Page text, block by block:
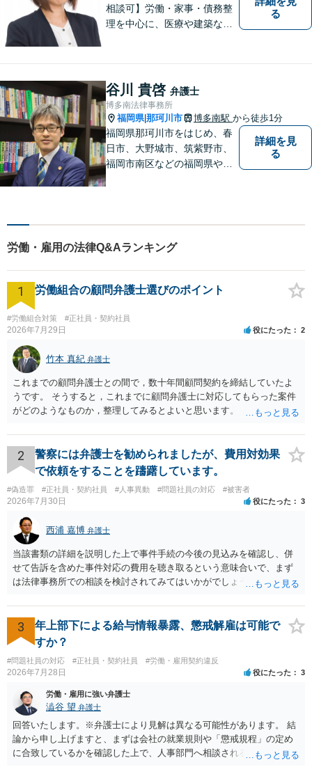
相談可】労働・家事・債務整
理を中心に、医療や建築など
も、早めにお越しいただい
て、一緒に解決を目指しまし
ょう。
る
谷川 貴啓 弁護士
博多南法律事務所
福岡県|那珂川市 博多南駅 から徒歩1分
福岡県那珂川市をはじめ、春
日市、大野城市、筑紫野市、
福岡市南区などの福岡県や九
す！【弁護士歴15年】【博多
南駅から徒歩30秒】【予約で
時間外、休日相談可能】【法
テラス利用可】
詳細を見
る
労働・雇用の法律Q&Aランキング
1 労働組合の顧問弁護士選びのポイント
#労働組合対策 #正社員・契約社員
2026年7月29日 役にたった 2
竹本 真紀 弁護士
これまでの顧問弁護士との間で，数十年間顧問契約を締結していたよ
うです。 そうすると，これまでに顧問弁護士に対応してもらった案件
がどのようなものか，整理してみるとよいと思います。 これにより，
事務所を比較した上で，弁護士と面談をする際，そのような案件に対
応してもらえるのかが重要だと思います。 ただ，組合員の相談内容に
ついて，分野を絞っているのか，それともどのような分野でもよいと
いうことで法律相談を依頼しているかの観点も重要です。 組合員とす
れば，相談だけではなく，できれば受任まで考えている場合も多いと
思います。 そうすると，労働組合としての相談だけではなく，基本的
に全ての分野を対象にして考える必要もあるかもしれません。 そうで
ないと，相談内容によって，対応が変わってしまうこともあると思い
ます。 組合員の相談についても，基本的に受任まで考えてもらえるこ
とができるのかも検討要素の一つかもしれません。
2
警察には弁護士を勧められましたが、費用対効果
で依頼をすることを躊躇しています。
#偽造罪 #正社員・契約社員 #人事異動 #問題社員の対応 #被害者
2026年7月30日 役にたった 3
西浦 嘉博 弁護士
当該書類の詳細を説明した上で事件手続の今後の見込みを確認し、併
せて告訴を含めた事件対応の費用を聴き取るという意味合いで、まず
は法律事務所での相談を検討されてみてはいかがでしょうか。 上記、
3
年上部下による給与情報暴露、懲戒解雇は可能で
すか？
#問題社員の対応 #正社員・契約社員 #労働・雇用契約違反
2026年7月28日 役にたった 3
労働・雇用に強い弁護士
澁谷 望 弁護士
回答いたします。※弁護士により見解は異なる可能性があります。 結
論から申し上げますと、まずは会社の就業規則や「懲戒規程」の定め
に合致しているかを確認した上で、人事部門へ相談されることが最優